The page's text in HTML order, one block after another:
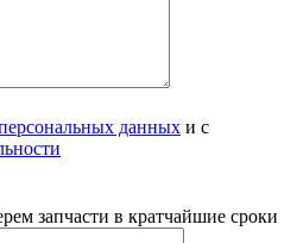
данных и с
запчасти в кратчайшие сроки